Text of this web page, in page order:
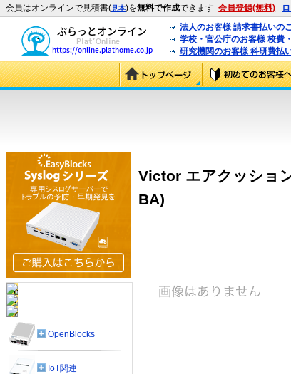
会員はオンラインで見積書(見本)を無料で作成できます 会員登録(無料)
法人のお客様 請求書払いの
学校・官公庁のお客様 校費
研究機関のお客様 科研費払
Victor エアクッショ
BA)
OpenBlocks
IoT関連